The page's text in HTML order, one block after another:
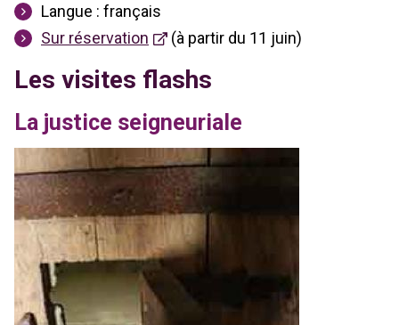
Langue : français
Sur réservation
(à partir du 11 juin)
Les visites flashs
La justice seigneuriale